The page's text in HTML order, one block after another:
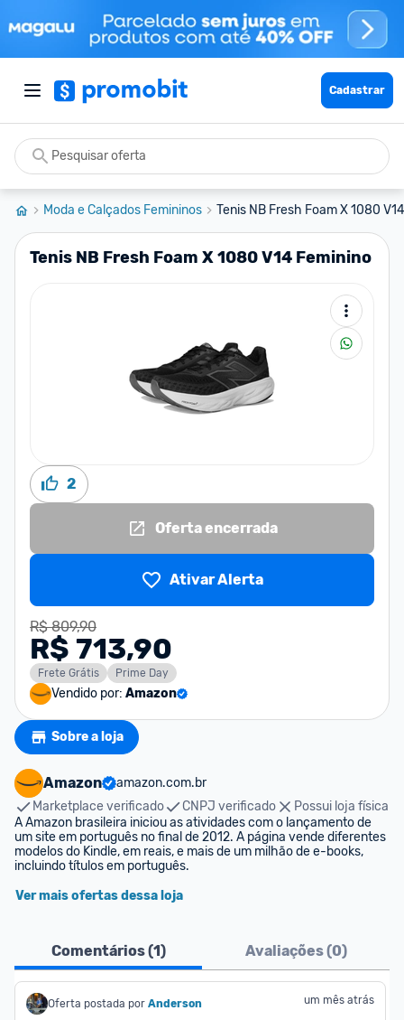
Cadastrar
Moda e Calçados Femininos Tenis NB Fresh Foam X 1080
Tenis NB Fresh Foam X 1080 V14 Feminino
2
Oferta encerrada
Ativar Alerta
R$ 809,90
R$ 713,90
Frete Grátis Prime Day
Vendido por: Amazon
Sobre a loja
Amazon
amazon.com.br
Marketplace verificado
CNPJ verificado
Possui loja física
A Amazon brasileira iniciou as atividades com o lançamento de
um site em português no final de 2012. A página vende diferentes
modelos do Kindle, em reais, e mais de um milhão de e-books,
incluindo títulos em português.
Ver mais ofertas dessa loja
Comentários (1) Avaliações (0)
Oferta postada por Anderson um mês atrás